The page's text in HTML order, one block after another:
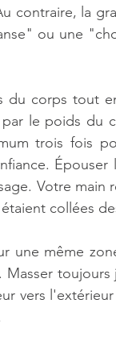
contraire, la
ou une
du corps tout
le poids du
trois fois
Votre main
collées
une même
toujours
vers